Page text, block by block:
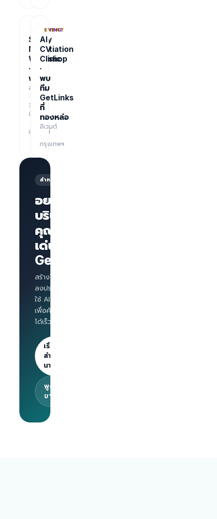
TRAINING
Salary
Negotiation
Workshop
·
ฟรี
อบรม
·
3
ชั่วโมง
·
ออนไลน์
EVENT
AI
CV
Clinic
·
พบ
ทีม
GetLinks
ที่
ทองหล่อ
อีเวนต์
·
กรุงเทพฯ
สำหรับนายจ้าง
อยากให้
บริษัทของ
คุณโดด
เด่นบน
GetLinks?
สร้างโปรไฟล์บริษัท
ลงประกาศงาน และ
ใช้ AI Interview
เพื่อคัดกรองผู้สมัคร
ได้เร็วขึ้น
เริ่มต้น
สำหรับ
นายจ้าง
พูดคุยกับทีม
ขาย